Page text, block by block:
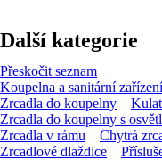
Další kategorie
Přeskočit seznam
Koupelna a sanitární zařízení
Zrcadla do koupelny
Zrcadla do koupelny s
Zrcadla v rámu
Chytrá
Zrcadlové dlaždice